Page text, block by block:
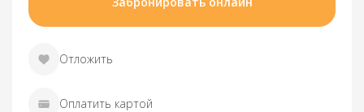
Отложить
Оплатить картой